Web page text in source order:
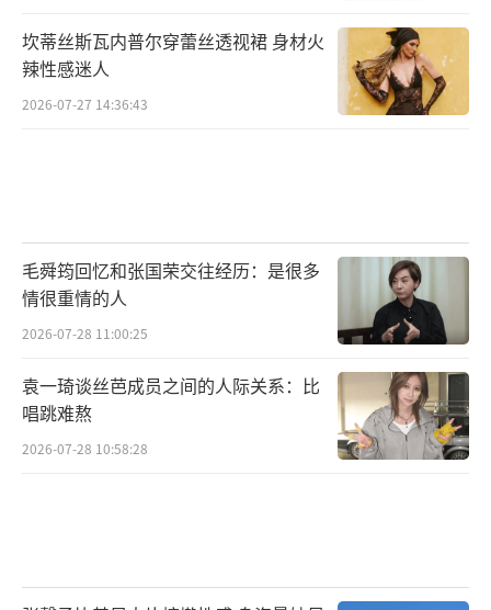
坎蒂丝斯瓦内普尔穿蕾丝透视裙 身材火
辣性感迷人
2026-07-27 14:36:43
毛舜筠回忆和张国荣交往经历：是很多
情很重情的人
2026-07-28 11:00:25
袁一琦谈丝芭成员之间的人际关系：比
唱跳难熬
2026-07-28 10:58:28